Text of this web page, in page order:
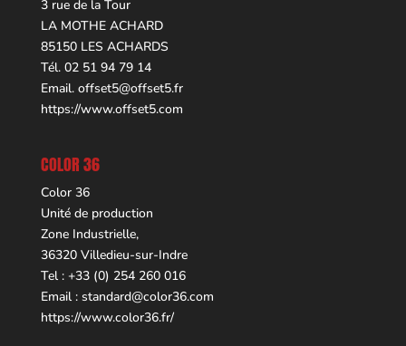
3 rue de la Tour
LA MOTHE ACHARD
85150 LES ACHARDS
Tél. 02 51 94 79 14
Email. offset5@offset5.fr
https://www.offset5.com
COLOR 36
Color 36
Unité de production
Zone Industrielle,
36320 Villedieu-sur-Indre
Tel : +33 (0) 254 260 016
Email : standard@color36.com
https://www.color36.fr/